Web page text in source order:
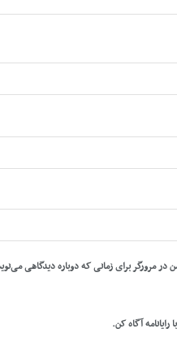
در مرورگر برای زمانی که دوباره دیدگاهی
رایانامه آگاه کن.